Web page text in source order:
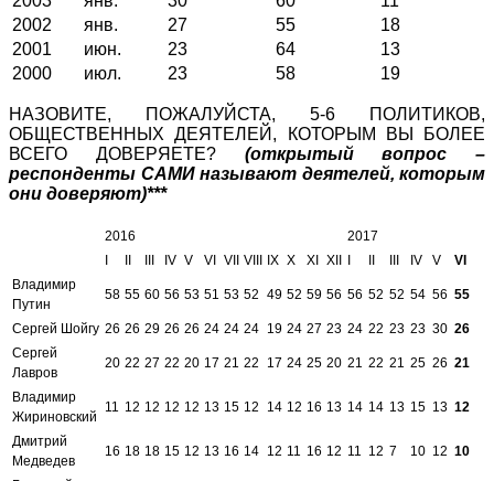
2002
янв. 27 55
18
2001
июн. 23 64
13
2000
июл. 23 58 19
НАЗОВИТЕ, ПОЖАЛУЙСТА, 5-6 ПОЛИТИКОВ,
ОБЩЕСТВЕННЫХ ДЕЯТЕЛЕЙ, КОТОРЫМ ВЫ БОЛЕЕ
ВСЕГО ДОВЕРЯЕТЕ? (открытый вопрос –
респонденты САМИ называют деятелей, которым
они доверяют)***
2016
2017
I
II III IV V VI VII VIII IX X XI XII I II III IV V
VI
Владимир
Путин
58 55 60 56 53 51 53 52 49 52 59 56 56 52 52 54 56 55
Сергей Шойгу 26 26 29 26 26 24 24 24 19 24 27 23 24 22 23 23 30 26
Сергей
Лавров
20 22 27 22 20 17 21 22 17 24 25 20 21 22 21 25 26 21
Владимир
Жириновский
11 12 12 12 12 13 15 12 14 12 16 13 14 14 13 15 13 12
Дмитрий
Медведев
16 18 18 15 12 13 16 14 12 11 16 12 11 12 7 10 12 10